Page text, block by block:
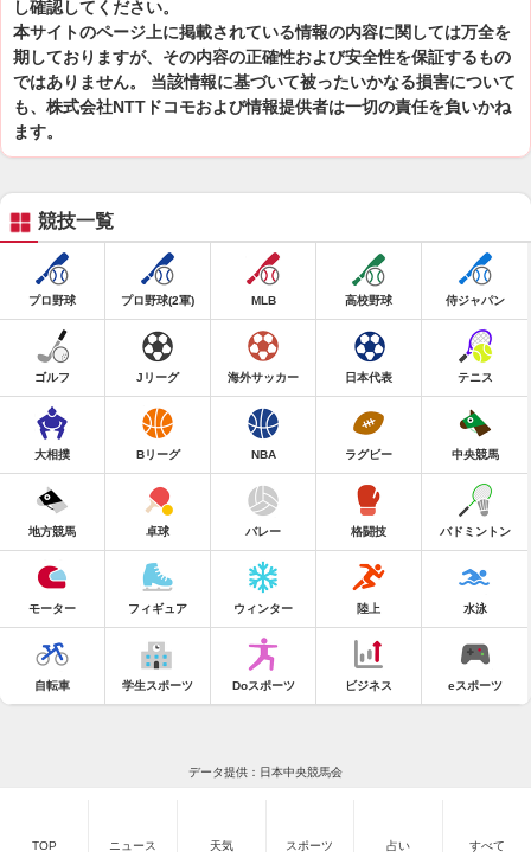
し確認してください。
本サイトのページ上に掲載されている情報の内容に関しては万全を
期しておりますが、その内容の正確性および安全性を保証するもの
ではありません。 当該情報に基づいて被ったいかなる損害について
も、株式会社NTTドコモおよび情報提供者は一切の責任を負いかね
ます。
競技一覧
プロ野球 プロ野球(2軍) MLB 高校野球 侍ジャパン
ゴルフ Jリーグ 海外サッカー 日本代表 テニス
大相撲 Bリーグ NBA ラグビー 中央競馬
地方競馬 卓球 バレー 格闘技 バドミントン
モーター フィギュア ウィンター 陸上 水泳
自転車 学生スポーツ Doスポーツ ビジネス eスポーツ
データ提供：日本中央競馬会
TOP ニュース 天気 スポーツ 占い すべて